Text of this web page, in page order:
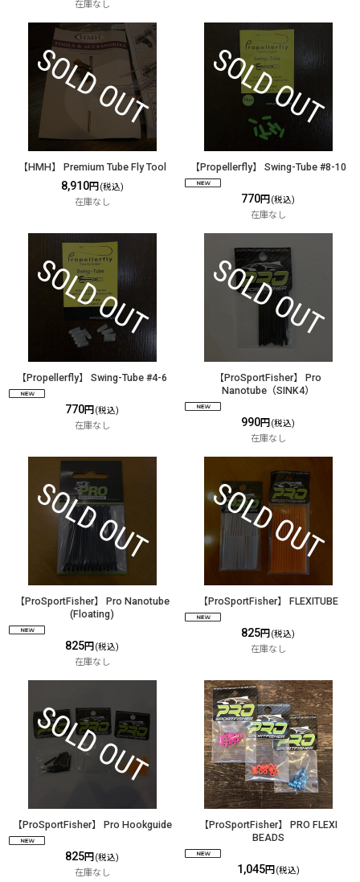
在庫なし
【HMH】 Premium Tube Fly Tool
8,910円 (税込)
在庫なし
【Propellerfly】 Swing-Tube #8-10
770円 (税込)
在庫なし
【Propellerfly】 Swing-Tube #4-6
770円 (税込)
在庫なし
【ProSportFisher】 Pro
Nanotube（SINK4）
990円 (税込)
在庫なし
【ProSportFisher】 Pro Nanotube
(Floating)
825円 (税込)
在庫なし
【ProSportFisher】 FLEXITUBE
825円 (税込)
在庫なし
【ProSportFisher】 Pro Hookguide
825円 (税込)
在庫なし
【ProSportFisher】 PRO FLEXI
BEADS
1,045円 (税込)